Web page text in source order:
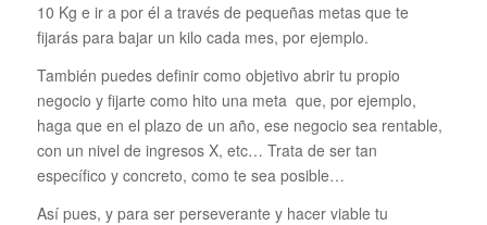
10 Kg e ir a por él a través de pequeñas metas que te
fijarás para bajar un kilo cada mes, por ejemplo.
También puedes definir como objetivo abrir tu propio
negocio y fijarte como hito una meta que, por ejemplo,
haga que en el plazo de un año, ese negocio sea rentable,
con un nivel de ingresos X, etc… Trata de ser tan
específico y concreto, como te sea posible…
Así pues, y para ser perseverante y hacer viable tu